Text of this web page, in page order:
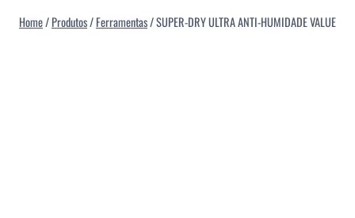
Home/Produtos/Ferramentas/SUPER-DRY ULTRA ANTI-HUMIDADE VALUE